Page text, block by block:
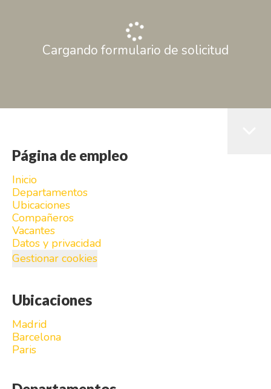
Cargando formulario de solicitud
Página de empleo
Inicio
Departamentos
Ubicaciones
Compañeros
Vacantes
Datos y privacidad
Gestionar cookies
Ubicaciones
Madrid
Barcelona
Paris